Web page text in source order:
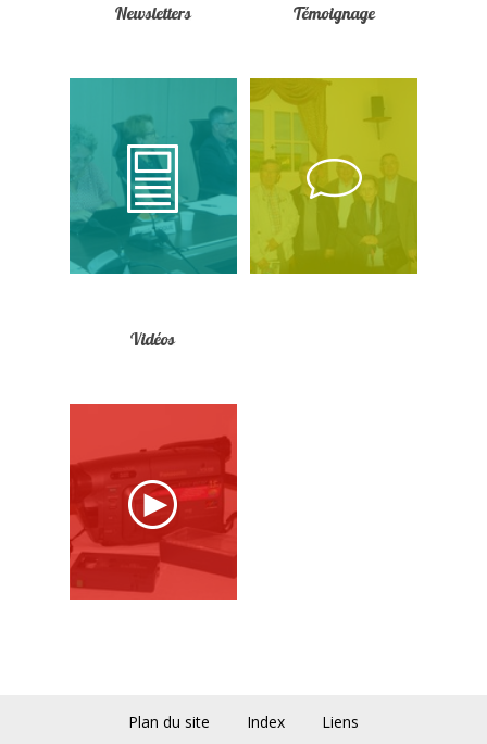
Newsletters Témoignage
Vidéos
Plan du site Index
Liens